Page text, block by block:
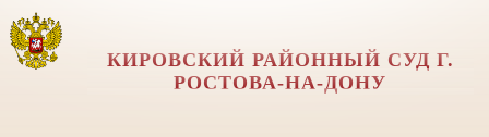
КИРОВСКИЙ РАЙОННЫЙ СУД Г.
РОСТОВА-НА-ДОНУ